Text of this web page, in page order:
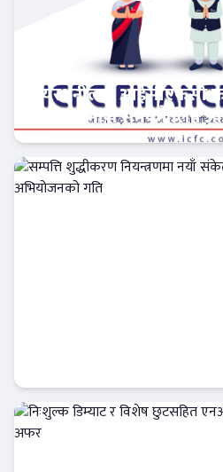
फिन–टेक
सेयरधनीलाई आईसीएफसी
बाँकी लाभांश समयमै लिन
अर्थतन्त्र